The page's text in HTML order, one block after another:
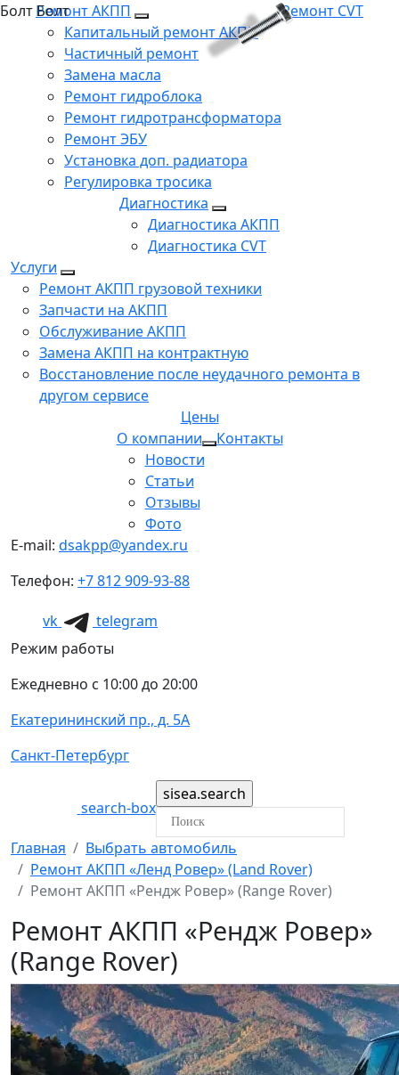
БолтБолт
Ремонт АКПП
Капитальный ремонт АКПП
Частичный ремонт
Замена масла
Ремонт гидроблока
Ремонт гидротрансформатора
Ремонт ЭБУ
Установка доп. радиатора
Регулировка тросика
Ремонт CVT
Диагностика
Диагностика АКПП
Диагностика CVT
Услуги
Ремонт АКПП грузовой техники
Запчасти на АКПП
Обслуживание АКПП
Замена АКПП на контрактную
Восстановление после неудачного ремонта в
другом сервисе
Цены
О компании
Новости
Статьи
Отзывы
Фото
Контакты
E-mail: dsakpp@yandex.ru
Телефон: +7 812 909-93-88
vk
telegram
Режим работы
Ежедневно с 10:00 до 20:00
Екатерининский пр., д. 5А
Санкт-Петербург
search-box
Главная
Выбрать автомобиль
Ремонт АКПП «Ленд Ровер» (Land Rover)
Ремонт АКПП «Рендж Ровер» (Range Rover)
Ремонт АКПП «Рендж Ровер»
(Range Rover)